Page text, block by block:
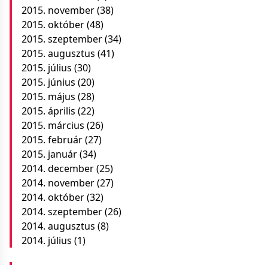
2015. november(38)
2015. október(48)
2015. szeptember(34)
2015. augusztus (41)
2015. július (30)
2015. június (20)
2015. május (28)
2015. április (22)
2015. március (26)
2015. február(27)
2015. január(34)
2014. december(25)
2014. november(27)
2014. október(32)
2014. szeptember(26)
2014. augusztus (8)
2014. július (1)